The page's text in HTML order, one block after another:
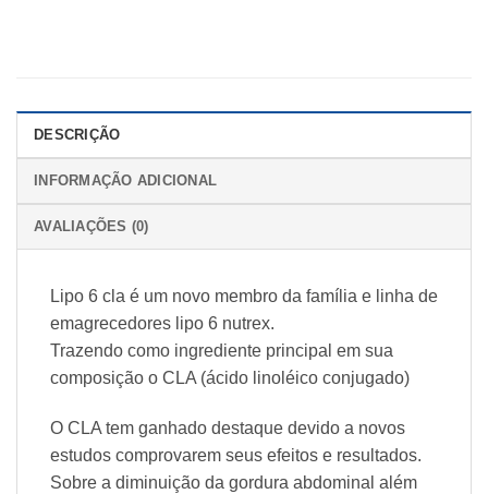
DESCRIÇÃO
INFORMAÇÃO ADICIONAL
AVALIAÇÕES (0)
Lipo 6 cla é um novo membro da família e linha de
emagrecedores lipo 6 nutrex.
Trazendo como ingrediente principal em sua
composição o CLA (ácido linoléico conjugado)
O CLA tem ganhado destaque devido a novos
estudos comprovarem seus efeitos e resultados.
Sobre a diminuição da gordura abdominal além